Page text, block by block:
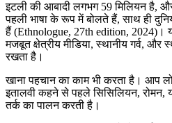
इटली की आबादी लगभग 59 मिलियन है,
पहली भाषा के रूप में बोलते हैं, साथ ही
हैं (Ethnologue, 27th edition, 2024)।
मजबूत क्षेत्रीय मीडिया, स्थानीय गर्व, और
रखता है।
खाना पहचान का काम भी करता है। आप
इतालवी कहने से पहले सिसिलियन, रोमन,
तर्क का पालन करती है।